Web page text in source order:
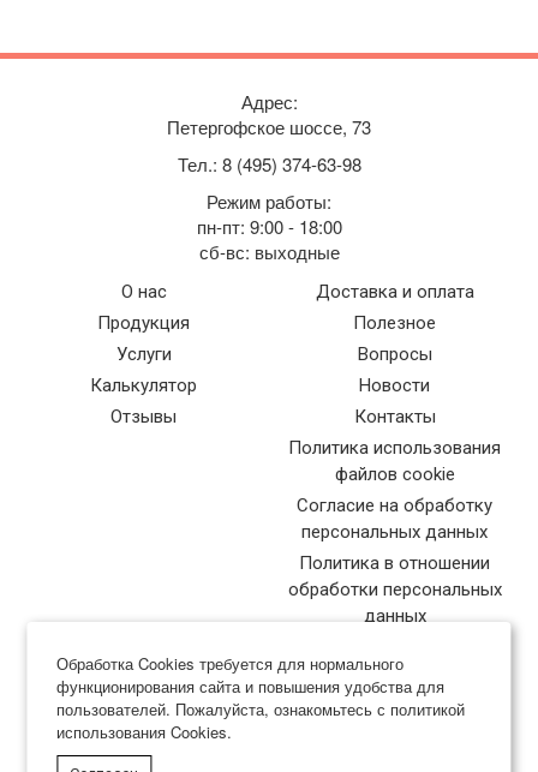
О нас
Продукция
Услуги
Калькулятор
Отзывы
Доставка и оплата
Полезное
Вопросы
Новости
Контакты
Политика использования
файлов cookie
Согласие на обработку
персональных данных
Политика в отношении
обработки персональных
данных
Адрес:
Петергофское шоссе, 73
Тел.: 8 (495) 374-63-98
Режим работы:
пн-пт: 9:00 - 18:00
сб-вс: выходные
Обработка Cookies требуется для нормального
функционирования сайта и повышения удобства для
пользователей. Пожалуйста, ознакомьтесь с политикой
использования Cookies.